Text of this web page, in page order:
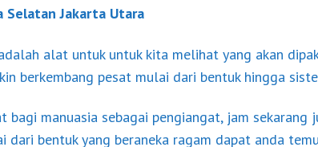
Selatan Jakarta Utara
alat untuk untuk kita melihat yang akan
berkembang pesat mulai dari bentuk hingga
bagi manuasia sebagai pengiangat, jam sekarang
dari bentuk yang beraneka ragam dapat anda